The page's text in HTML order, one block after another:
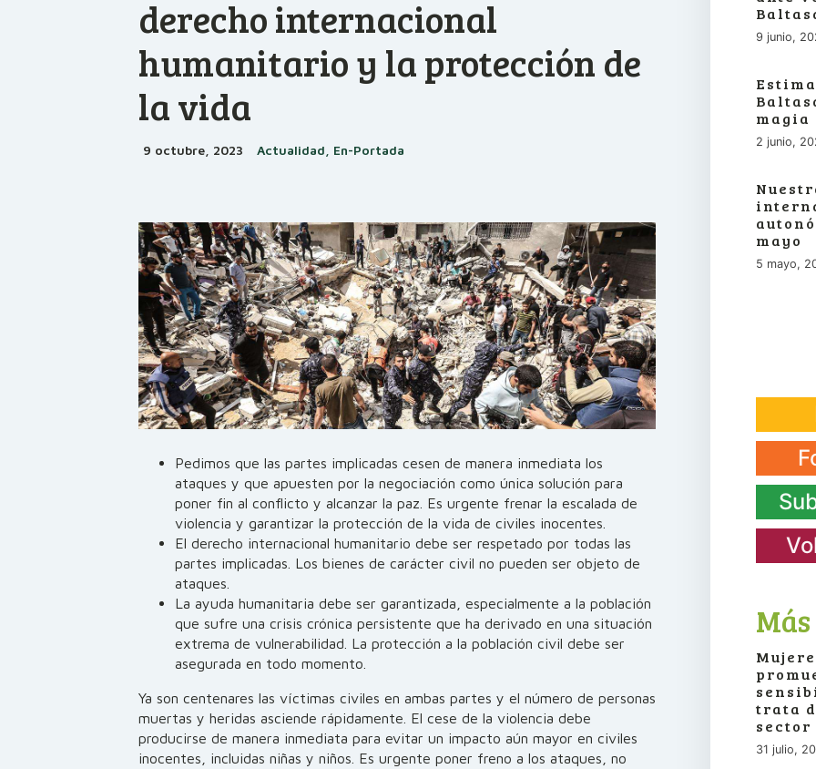
derecho internacional
humanitario y la protección de
la vida
9 octubre, 2023 Actualidad, En-Portada
Pedimos que las partes implicadas cesen de manera inmediata los
ataques y que apuesten por la negociación como única solución para
poner fin al conflicto y alcanzar la paz. Es urgente frenar la escalada de
violencia y garantizar la protección de la vida de civiles inocentes.
El derecho internacional humanitario debe ser respetado por todas las
partes implicadas. Los bienes de carácter civil no pueden ser objeto de
ataques.
La ayuda humanitaria debe ser garantizada, especialmente a la población
que sufre una crisis crónica persistente que ha derivado en una situación
extrema de vulnerabilidad. La protección a la población civil debe ser
asegurada en todo momento.
Ya son centenares las víctimas civiles en ambas partes y el número de personas
muertas y heridas asciende rápidamente. El cese de la violencia debe
producirse de manera inmediata para evitar un impacto aún mayor en civiles
inocentes, incluidas niñas y niños. Es urgente poner freno a los ataques, no
9 junio,
magia
2 junio,
mayo
5 mayo,
trata
sector
31 julio,